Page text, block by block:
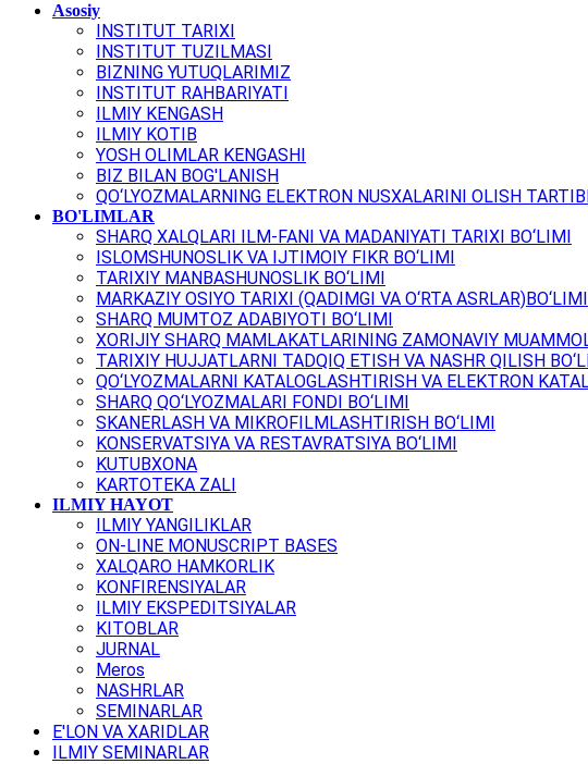
Asosiy
INSTITUT TARIXI
INSTITUT TUZILMASI
BIZNING YUTUQLARIMIZ
INSTITUT RAHBARIYATI
ILMIY KENGASH
ILMIY KOTIB
YOSH OLIMLAR KENGASHI
BIZ BILAN BOG'LANISH
QO‘LYOZMALARNING ELEKTRON NUSXALARINI OLISH
BO'LIMLAR
SHARQ XALQLARI ILM-FANI VA MADANIYATI TARIXI BO‘LIMI
ISLOMSHUNOSLIK VA IJTIMOIY FIKR BO‘LIMI
TARIXIY MANBASHUNOSLIK BO‘LIMI
MARKAZIY OSIYO TARIXI (QADIMGI VA O‘RTA ASRLAR)BO‘LIMI
SHARQ MUMTOZ ADABIYOTI BO‘LIMI
XORIJIY SHARQ MAMLAKATLARINING ZAMONAVIY
TARIXIY HUJJATLARNI TADQIQ ETISH VA NASHR QILISH
QO‘LYOZMALARNI KATALOGLASHTIRISH VA ELEKTRON
SHARQ QO‘LYOZMALARI FONDI BO‘LIMI
SKANERLASH VA MIKROFILMLASHTIRISH BO‘LIMI
KONSERVATSIYA VA RESTAVRATSIYA BO‘LIMI
KUTUBXONA
KARTOTEKA ZALI
ILMIY HAYOT
ILMIY YANGILIKLAR
ON-LINE MONUSCRIPT BASES
XALQARO HAMKORLIK
KONFIRENSIYALAR
ILMIY EKSPEDITSIYALAR
KITOBLAR
JURNAL
Meros
NASHRLAR
SEMINARLAR
E'LON VA XARIDLAR
ILMIY SEMINARLAR